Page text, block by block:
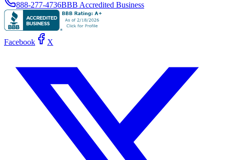
888-277-4736BBB Accredited Business
Facebook X